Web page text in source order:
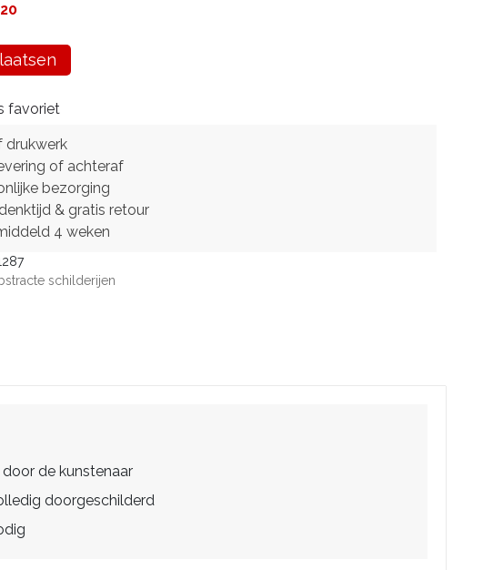
favoriet
drukwerk
of achteraf
bezorging
& gratis retour
4 weken
schilderijen
de kunstenaar
doorgeschilderd